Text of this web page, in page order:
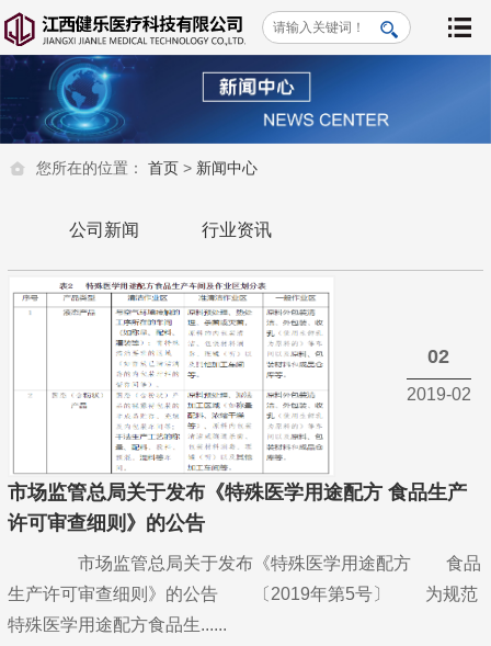
您所在的位置： 首页> 新闻中心
公司新闻 行业资讯
市场监管总局关于发布《特殊医学用途配方 食品生产
许可审查细则》的公告
市场监管总局关于发布《特殊医学用途配方 食品
生产许可审查细则》的公告 〔2019年第5号〕 为规范
特殊医学用途配方食品生......
02
2019-02